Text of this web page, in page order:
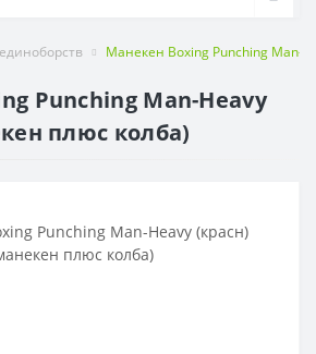
Манекен Boxing Punching Man-
Punching Man-Heavy
плюс колба)